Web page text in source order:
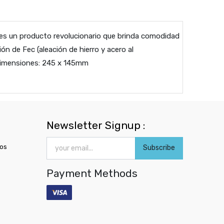
un producto revolucionario que brinda comodidad
de Fec (aleación de hierro y acero al
245 x 145mm
Newsletter Signup :
Subscribe
Payment Methods